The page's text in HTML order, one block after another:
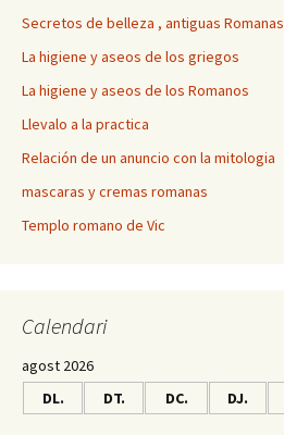
Secretos de belleza , antiguas Romanas
La higiene y aseos de los griegos
La higiene y aseos de los Romanos
Llevalo a la practica
Relación de un anuncio con la mitologia
mascaras y cremas romanas
Templo romano de Vic
Calendari
agost 2026
DL.
DT. DC. DJ.